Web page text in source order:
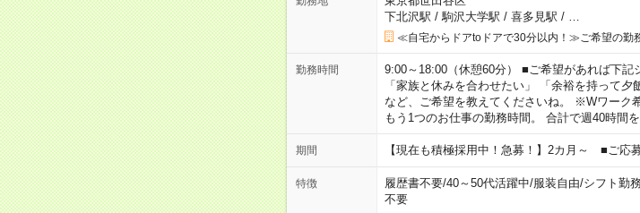
下北沢駅 / 駒沢大学駅 / 喜多見駅 /
≪自宅からドアtoドアで30分以内！≫ご希望の勤
勤務時間
9:00～18:00（休憩60分） ■ご希望があれば下
「家族と休みを合わせたい」 「余裕を持って
など、ご希望を教えてくださいね。 ※Wワーク
もう1つのお仕事の勤務時間。 合計で週40時間
期間 【現在も積極採用中！急募！】2カ月～ ■ご応
特徴 履歴書不要/40～50代活躍中/服装自由/シフト勤
不要